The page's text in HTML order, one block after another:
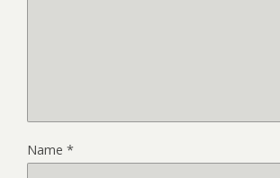
Name *